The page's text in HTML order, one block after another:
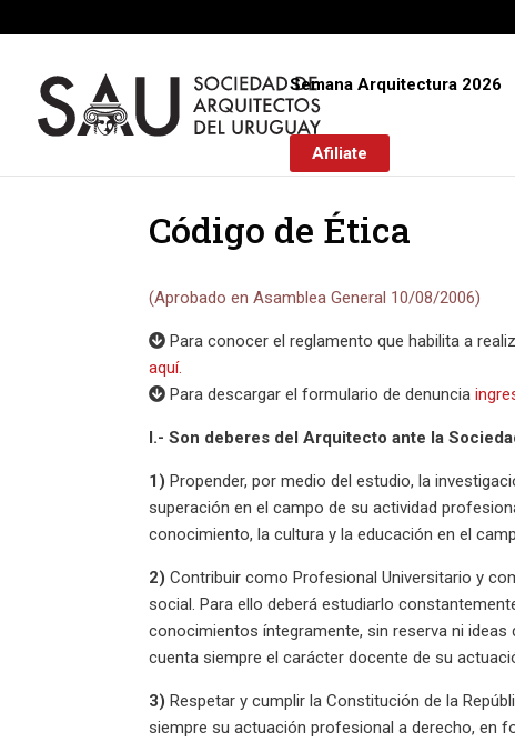
Semana Arquitectura 2026
Afiliate
Código de Ética
(Aprobado en Asamblea General 10/08/2006)
Para conocer el reglamento que habilita a
aquí.
Para descargar el formulario de denuncia
I.- Son deberes del Arquitecto ante la
1) Propender, por medio del estudio, la
superación en el campo de su actividad
conocimiento, la cultura y la educación en el
2) Contribuir como Profesional Universitario y
social. Para ello deberá estudiarlo
conocimientos íntegramente, sin reserva ni
cuenta siempre el carácter docente de su
3) Respetar y cumplir la Constitución de la
siempre su actuación profesional a derecho, en